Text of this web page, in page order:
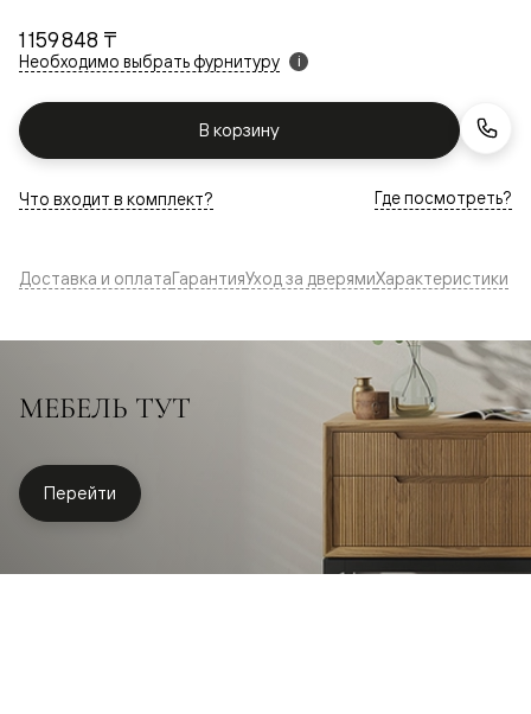
1 159 848 ₸
Необходимо выбрать фурнитуру i
В корзину
Что входит в комплект? Где посмотреть?
Доставка и оплатаГарантияУход за дверямиХарактеристики
МЕБЕЛЬ ТУТ
Перейти